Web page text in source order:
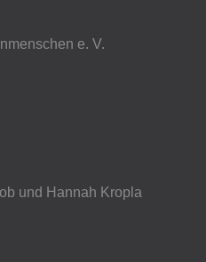
e. V.
und Hannah Kropla